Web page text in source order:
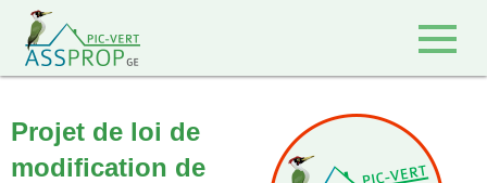
Projet de loi de
modification de